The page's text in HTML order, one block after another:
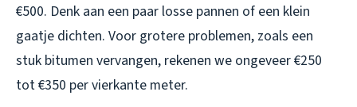
€500. Denk aan een paar losse pannen of een klein
gaatje dichten. Voor grotere problemen, zoals een
stuk bitumen vervangen, rekenen we ongeveer €250
tot €350 per vierkante meter.